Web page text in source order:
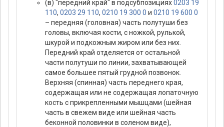
(в) "передний край" в подсубпозициях0203 19
110, 0203 29 110, 0210 19 300 0 и 0210 19 600 0
– передняя (головная) часть полутуши без
головы, включая кости, с ножкой, рулькой,
шкурой и подкожным жиром или без них.
Передний край отделяется от остальной
части полутуши по линии, захватывающей
самое большее пятый грудной позвонок.
Верхняя (спинная) часть переднего края,
содержащая или не содержащая лопаточную
кость с прикрепленными мышцами (шейная
часть в свежем виде или шейная часть
беконной половинки в соленом виде),